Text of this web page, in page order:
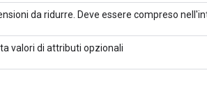
da ridurre. Deve essere compreso
valori di attributi opzionali